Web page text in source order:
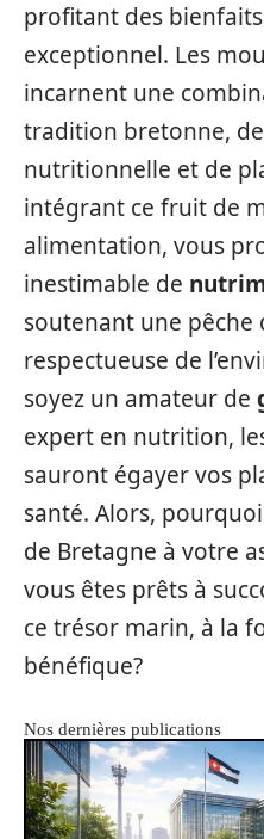
profitant des
exceptionnel. Les
incarnent une
tradition bretonne, de
nutritionnelle et de
intégrant ce fruit de
alimentation, vous
inestimable de
soutenant une pêche
respectueuse de
soyez un amateur de
expert en nutrition,
sauront égayer vos
santé. Alors,
de Bretagne à votre
vous êtes prêts à
ce trésor marin, à la
bénéfique?
Nos dernières publications